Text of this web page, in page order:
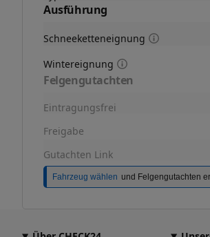
Ausführung
Schneeketteneignung
Wintereignung
Felgengutachten
Eintragungsfrei
Freigabe
Gutachten Link
Fahrzeug wählen und Felgengutachten